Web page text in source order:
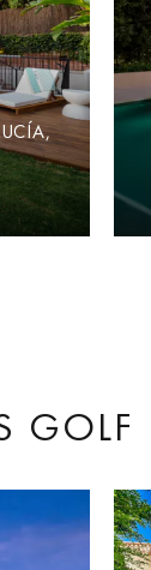
GOLF